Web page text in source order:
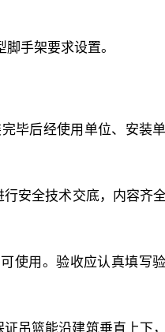
手架要求设置。
毕后经使用单位、安装
安全技术交底，内容齐
使用。验收应认真填写
吊篮能沿建筑垂直上下